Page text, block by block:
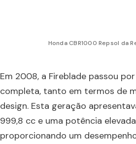
Honda CBR1000 Repsol da
Em 2008, a Fireblade passou
completa, tanto em termos de
design. Esta geração
999,8 cc e uma potência
proporcionando um